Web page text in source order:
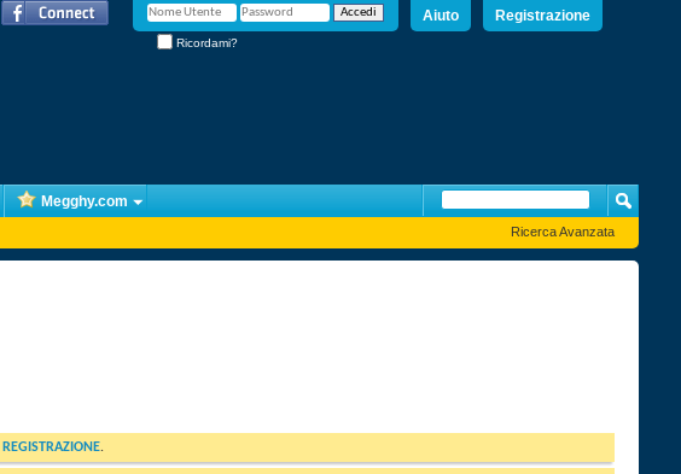
Registrazione
Aiuto
Ricordami?
Megghy.com
Ricerca Avanzata
REGISTRAZIONE.